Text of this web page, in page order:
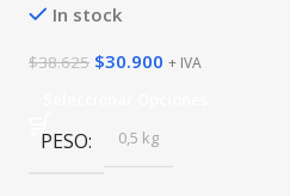
In stock
$38.625 $30.900 + IVA
PESO 0,5 kg